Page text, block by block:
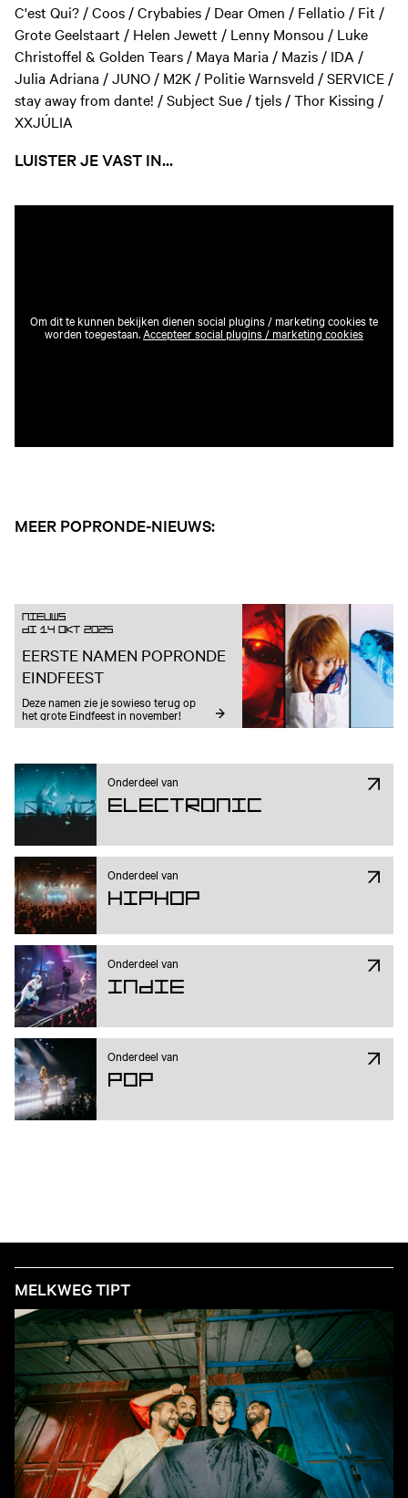
C'est Qui? / Coos / Crybabies / Dear Omen / Fellatio / Fit /
Grote Geelstaart / Helen Jewett / Lenny Monsou / Luke
Christoffel & Golden Tears / Maya Maria / Mazis / IDA /
Julia Adriana / JUNO / M2K / Politie Warnsveld / SERVICE /
stay away from dante! / Subject Sue / tjels / Thor Kissing /
XXJÚLIA
LUISTER JE VAST IN...
Om dit te kunnen bekijken dienen social plugins / marketing cookies te
worden toegestaan.Accepteer social plugins / marketing cookies
MEER POPRONDE-NIEUWS:
Nieuws
DI 14 OKT 2025
EERSTE NAMEN POPRONDE
EINDFEEST
Deze namen zie je sowieso terug op
het grote Eindfeest in november!
Onderdeel van
Electronic
Onderdeel van
Hiphop
Onderdeel van
Indie
Onderdeel van
Pop
MELKWEG TIPT